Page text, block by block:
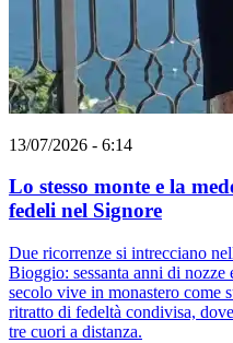
13/07/2026 - 6:14
Lo stesso monte e la
fedeli nel Signore
Due ricorrenze si intrecciano
Bioggio: sessanta anni di
secolo vive in monastero come
ritratto di fedeltà condivisa,
tre cuori a distanza.